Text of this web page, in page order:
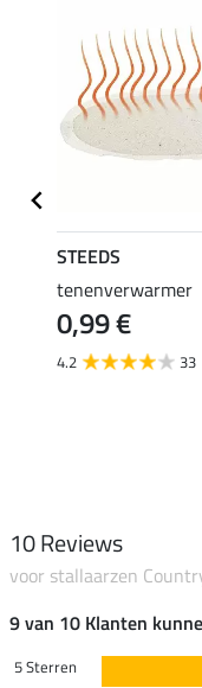
STEEDS
tenenverwarmer
0,99 €
4.2 33
10 Reviews
voor stallaarzen
9 van 10 Klanten
5 Sterren